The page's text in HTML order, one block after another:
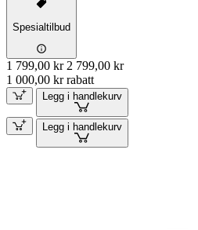
Spesialtilbud
1 799,00 kr 2 799,00 kr
1 000,00 kr rabatt
Legg i handlekurv
Legg i handlekurv